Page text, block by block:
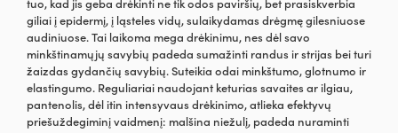
giliai į epidermį, į ląsteles vidų, sulaikydamas drėgmę gilesniuose
audiniuose. Tai laikoma mega drėkinimu, nes dėl savo
minkštinamųjų savybių padeda sumažinti randus ir strijas bei turi
žaizdas gydančių savybių. Suteikia odai minkštumo, glotnumo ir
elastingumo. Reguliariai naudojant keturias savaites ar ilgiau,
pantenolis, dėl itin intensyvaus drėkinimo, atlieka efektyvų
priešuždegiminį vaidmenį: malšina niežulį, padeda nuraminti